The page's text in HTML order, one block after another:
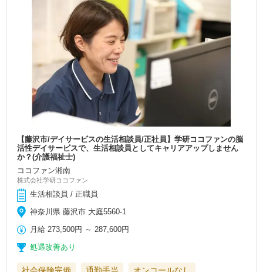
【藤沢市/デイサービスの生活相談員/正社員】学研ココファンの脳
活性デイサービスで、生活相談員としてキャリアアップしません
か？(介護福祉士)
ココファン湘南
株式会社学研ココファン
生活相談員 / 正職員
神奈川県 藤沢市 大庭5560-1
月給 273,500円 ～287,600円
処遇改善あり